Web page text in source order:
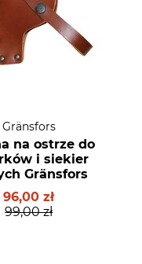
Gränsfors
na ostrze do
i siekier
Gränsfors
96,00 zł
99,00 zł